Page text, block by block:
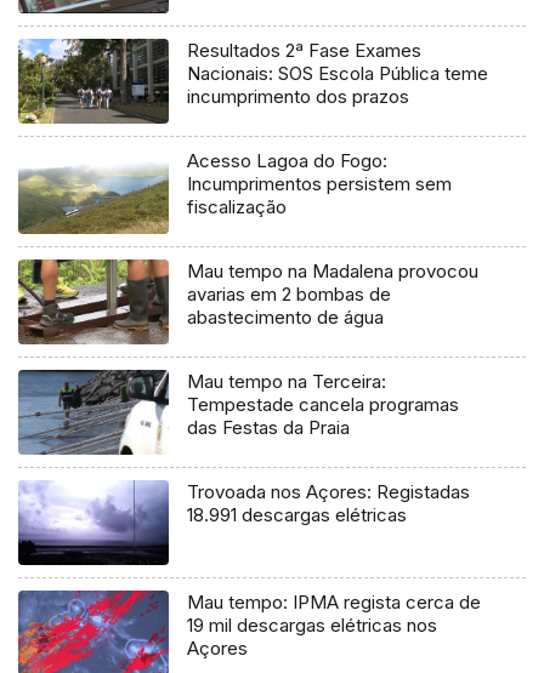
Resultados 2ª Fase Exames
Nacionais: SOS Escola Pública teme
incumprimento dos prazos
Acesso Lagoa do Fogo:
Incumprimentos persistem sem
fiscalização
Mau tempo na Madalena provocou
avarias em 2 bombas de
abastecimento de água
Mau tempo na Terceira:
Tempestade cancela programas
das Festas da Praia
Trovoada nos Açores: Registadas
18.991 descargas elétricas
Mau tempo: IPMA regista cerca de
19 mil descargas elétricas nos
Açores